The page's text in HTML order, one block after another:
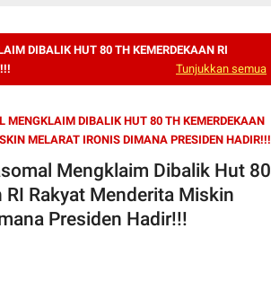
DIBALIK HUT 80 TH KEMERDEKAAN RI
Tunjukkan semua
MENGKLAIM DIBALIK HUT 80 TH KEMERDEKAAN
MELARAT IRONIS DIMANA PRESIDEN HADIR!!!
Mengklaim Dibalik Hut 80
RI Rakyat Menderita Miskin
Presiden Hadir!!!